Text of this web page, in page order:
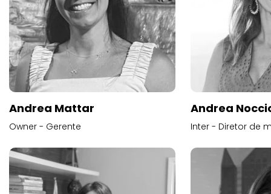
Andrea Mattar
Owner - Gerente
Andrea
Inter - Diretor de